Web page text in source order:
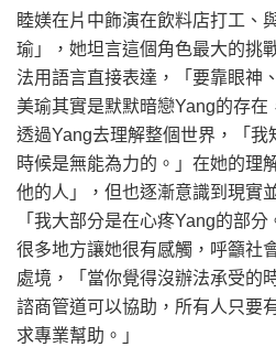
睦媄在片中飾演在飲料店打工、
瑜」，她坦言這個角色最大的挑
法用語言直接表達，「要靠眼神
美瑜其實是默默暗戀Yang的存在
透過Yang去理解整個世界，「我
時候是無能為力的。」在她的理
他的人」，但也逐漸意識到現實
「我大部分是在心疼Yang的部分
很多地方讓她很有感觸，呼籲社
處境，「當你覺得沒辦法承受的
諮商管道可以協助，所有人只要
求專業幫助。」